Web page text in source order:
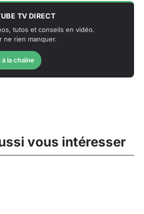
TV DIRECT
tutos et conseils en vidéo.
ne rien manquer.
la chaîne
vous intéresser